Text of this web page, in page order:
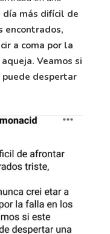
día más difícil de
encontrados,
a coma por la
Veamos si
puede despertar